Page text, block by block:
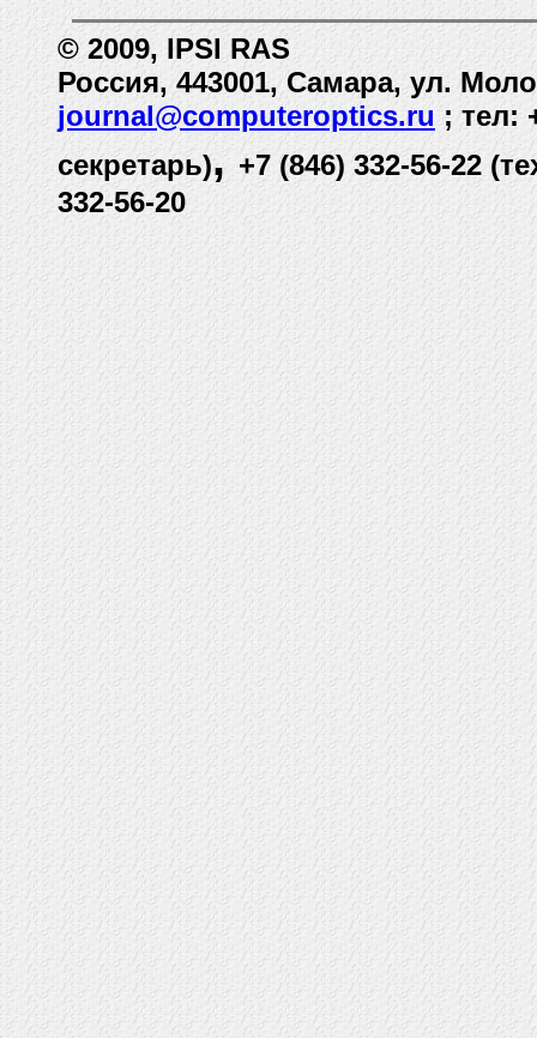
© 2009, IPSI RAS
Россия, 443001, Самара, ул.
journal@computeroptics.ru ; тел:
секретарь), +7 (846) 332-56-22
332-56-20